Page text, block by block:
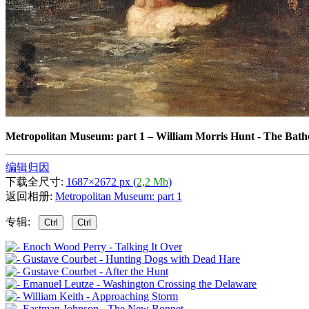
Metropolitan Museum: part 1 –William Morris Hunt - The
编辑归因
下载全尺寸: 1687×2672 px (2,2 Mb)
返回相册: Metropolitan Museum: part 1
专辑: Ctrl Ctrl